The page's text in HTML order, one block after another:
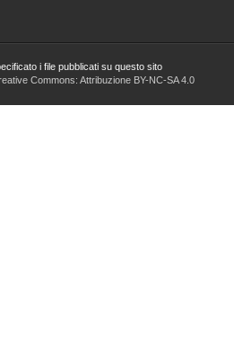
i file pubblicati su questo sito
Commons: Attribuzione BY-NC-SA 4.0